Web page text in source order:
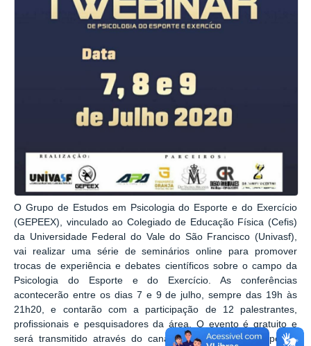
O Grupo de Estudos em Psicologia do Esporte e do Exercício
(GEPEEX), vinculado ao Colegiado de Educação Física (Cefis)
da Universidade Federal do Vale do São Francisco (Univasf),
vai realizar uma série de seminários online para promover
trocas de experiência e debates científicos sobre o campo da
Psicologia do Esporte e do Exercício. As conferências
acontecerão entre os dias 7 e 9 de julho, sempre das 19h às
21h20, e contarão com a participação de 12 palestrantes,
profissionais e pesquisadores da área. O evento é gratuito e
será transmitido através do canal no Youtube do Grupo de